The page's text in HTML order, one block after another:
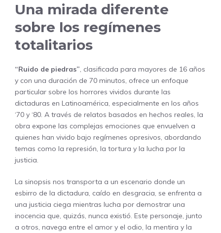
Una mirada diferente
sobre los regímenes
totalitarios
“Ruido de piedras”, clasificada para mayores de 16 años
y con una duración de 70 minutos, ofrece un enfoque
particular sobre los horrores vividos durante las
dictaduras en Latinoamérica, especialmente en los años
‘70 y ‘80. A través de relatos basados en hechos reales, la
obra expone las complejas emociones que envuelven a
quienes han vivido bajo regímenes opresivos, abordando
temas como la represión, la tortura y la lucha por la
justicia.
La sinopsis nos transporta a un escenario donde un
esbirro de la dictadura, caído en desgracia, se enfrenta a
una justicia ciega mientras lucha por demostrar una
inocencia que, quizás, nunca existió. Este personaje, junto
a otros, navega entre el amor y el odio, la mentira y la